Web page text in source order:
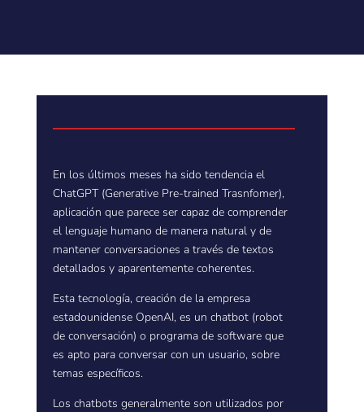
En los últimos meses ha sido tendencia el
ChatGPT (Generative Pre-trained Trasnfomer),
aplicación que parece ser capaz de comprender
el lenguaje humano de manera natural y de
mantener conversaciones a través de textos
detallados y aparentemente coherentes.
Esta tecnología, creación de la empresa
estadounidense OpenAI, es un chatbot (robot
de conversación) o programa de software que
es apto para conversar con un usuario, sobre
temas específicos.
Los chatbots generalmente son utilizados por